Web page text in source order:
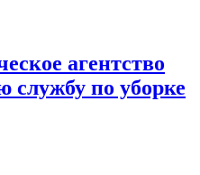
агентство
службу по уборке